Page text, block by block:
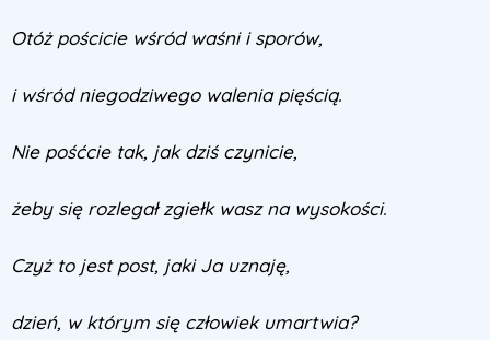
Otóż pościcie wśród waśni i sporów,
i wśród niegodziwego walenia pięścią.
Nie pośćcie tak, jak dziś czynicie,
żeby się rozlegał zgiełk wasz na wysokości.
Czyż to jest post, jaki Ja uznaję,
dzień, w którym się człowiek umartwia?